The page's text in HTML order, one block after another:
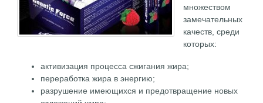
множеством
замечательных
качеств, среди
которых:
активизация процесса сжигания жира;
переработка жира в энергию;
разрушение имеющихся и предотвращение новых